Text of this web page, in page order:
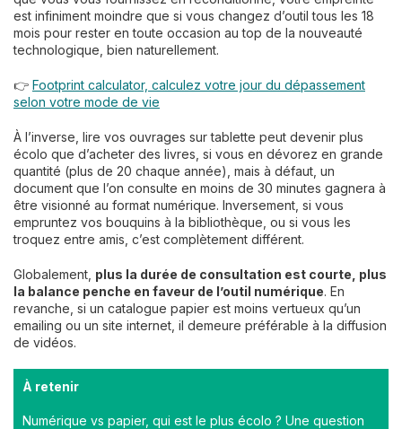
est infiniment moindre que si vous changez d’outil tous les 18
mois pour rester en toute occasion au top de la nouveauté
technologique, bien naturellement.
👉 Footprint calculator, calculez votre jour du dépassement
selon votre mode de vie
À l’inverse, lire vos ouvrages sur tablette peut devenir plus
écolo que d’acheter des livres, si vous en dévorez en grande
quantité (plus de 20 chaque année), mais à défaut, un
document que l’on consulte en moins de 30 minutes gagnera à
être visionné au format numérique. Inversement, si vous
empruntez vos bouquins à la bibliothèque, ou si vous les
troquez entre amis, c’est complètement différent.
Globalement, plus la durée de consultation est courte, plus
la balance penche en faveur de l’outil numérique. En
revanche, si un catalogue papier est moins vertueux qu’un
emailing ou un site internet, il demeure préférable à la diffusion
de vidéos.
À retenir
Numérique vs papier, qui est le plus écolo ? Une question